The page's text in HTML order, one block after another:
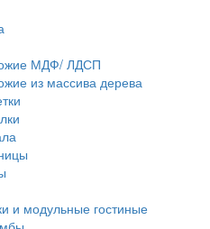
МДФ/ ЛДСП
из массива дерева
и модульные гостиные